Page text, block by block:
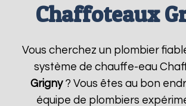
Chaffoteaux
Vous cherchez un plombier
système de chauffe-eau
Grigny? Vous êtes au bon
équipe de plombiers